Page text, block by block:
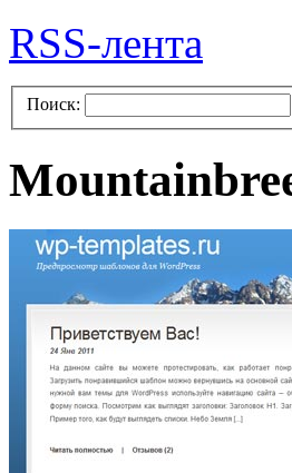
RSS-лента
Поиск: